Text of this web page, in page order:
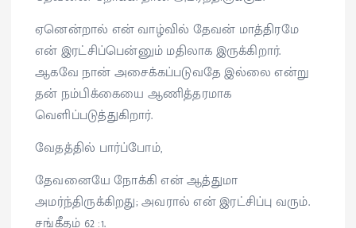
ஏனென்றால் என் வாழ்வில் தேவன் மாத்திரமே
என் இரட்சிப்பென்னும் மதிலாக இருக்கிறார்.
ஆகவே நான் அசைக்கப்படுவதே இல்லை என்று
தன் நம்பிக்கையை ஆணித்தரமாக
வெளிப்படுத்துகிறார்.
வேதத்தில் பார்ப்போம்,
தேவனையே நோக்கி என் ஆத்துமா
அமர்ந்திருக்கிறது; அவரால் என் இரட்சிப்பு வரும்.